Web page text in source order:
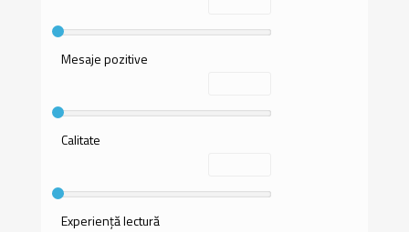
Mesaje pozitive
Calitate
Experiență lectură